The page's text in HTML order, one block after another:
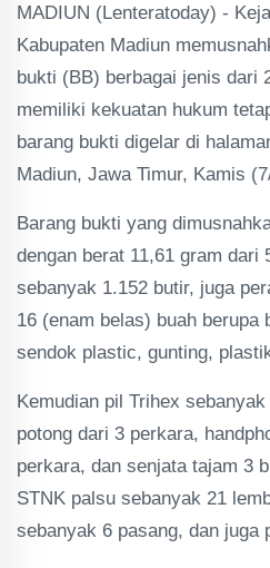
MADIUN (Lenteratoday) -
Kabupaten Madiun
bukti (BB) berbagai jenis dari
memiliki kekuatan hukum
barang bukti digelar di
Madiun, Jawa Timur, Kamis
Barang bukti yang
dengan berat 11,61 gram dari
sebanyak 1.152 butir, juga
16 (enam belas) buah berupa
sendok plastic, gunting,
Kemudian pil Trihex
potong dari 3 perkara,
perkara, dan senjata tajam 3
STNK palsu sebanyak 21
sebanyak 6 pasang, dan juga